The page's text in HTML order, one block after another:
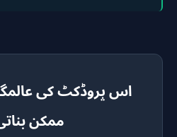
اس پروڈکٹ کی
ممکن